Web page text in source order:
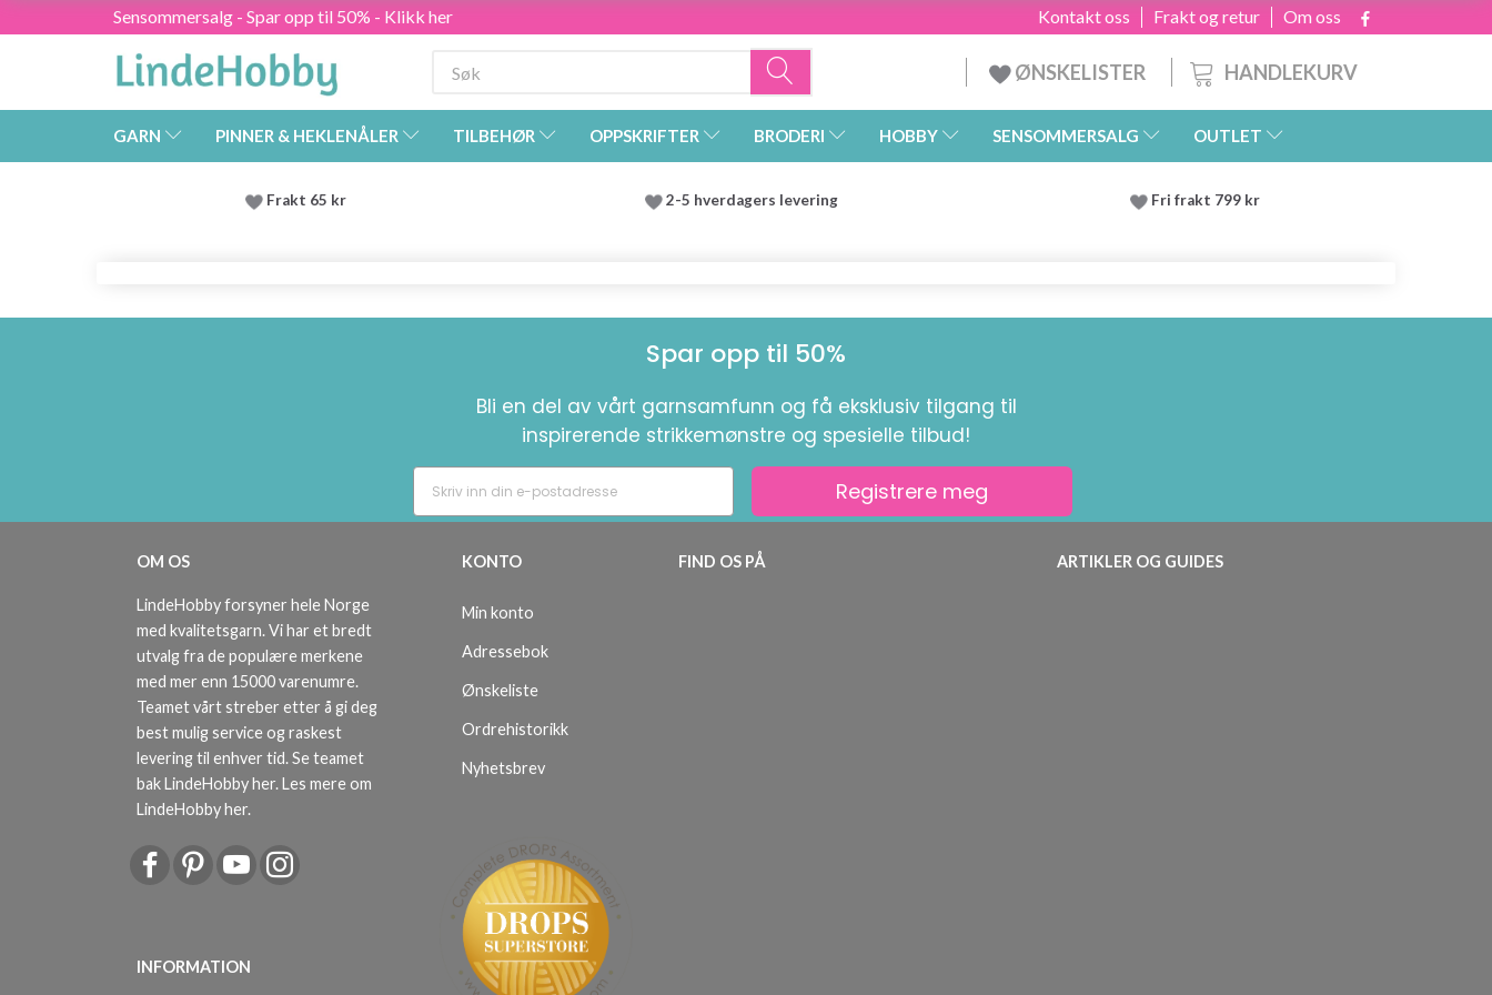
Sensommersalg - Spar opp til 50% - Klikk her Om oss
Frakt og retur
Kontakt oss
HANDLEKURV
ØNSKELISTER
GARN PINNER & HEKLENÅLER TILBEHØR OPPSKRIFTER BRODERI HOBBY SENSOMMERSALG OUTLET
Frakt 65 kr 2-5 hverdagers levering Fri frakt 799 kr
Spar opp til 50%
Bli en del av vårt garnsamfunn og få eksklusiv tilgang til
inspirerende strikkemønstre og spesielle tilbud!
Registrere meg
OM OS
LindeHobby forsyner hele Norge
med kvalitetsgarn. Vi har et bredt
utvalg fra de populære merkene
med mer enn 15000 varenumre.
Teamet vårt streber etter å gi deg
best mulig service og raskest
levering til enhver tid. Se teamet
bak LindeHobby her.Les mere om
LindeHobby her.
INFORMATION
KONTO
Min konto
Adressebok
Ønskeliste
Ordrehistorikk
Nyhetsbrev
FIND OS PÅ ARTIKLER OG GUIDES